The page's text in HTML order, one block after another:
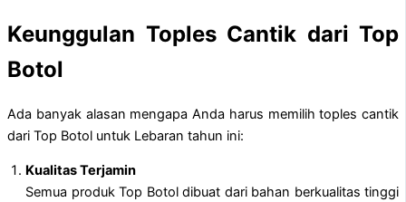
Keunggulan Toples Cantik dari Top
Botol
Ada banyak alasan mengapa Anda harus memilih toples cantik
dari Top Botol untuk Lebaran tahun ini:
Kualitas Terjamin
Semua produk Top Botol dibuat dari bahan berkualitas tinggi